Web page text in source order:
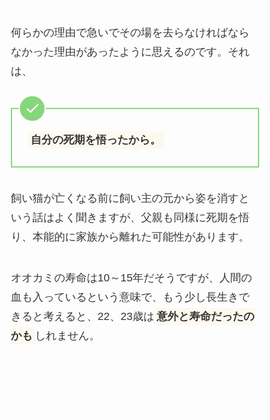
何らかの理由で急いでその場を去らなければなら
なかった理由があったように思えるのです。それ
は、
自分の死期を悟ったから。
飼い猫が亡くなる前に飼い主の元から姿を消すと
いう話はよく聞きますが、父親も同様に死期を悟
り、本能的に家族から離れた可能性があります。
オオカミの寿命は10～15年だそうですが、人間の
血も入っているという意味で、もう少し長生きで
きると考えると、22、23歳は 意外と寿命だったの
かも しれません。